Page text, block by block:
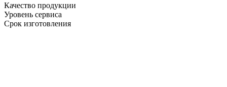
Качество продукции
Уровень сервиса
Срок изготовления